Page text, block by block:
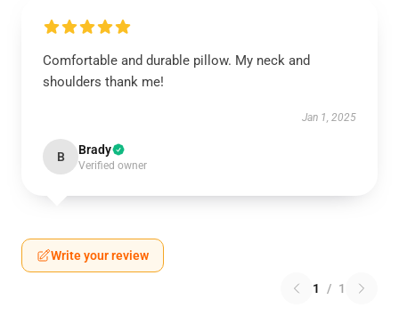
Comfortable and durable pillow. My neck and
shoulders thank me!
Jan 1, 2025
B Brady
Verified owner
Write your review
1 / 1